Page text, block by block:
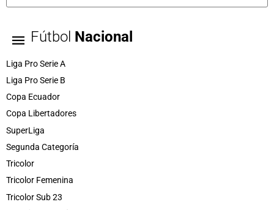
Fútbol Nacional
Liga Pro Serie A
Liga Pro Serie B
Copa Ecuador
Copa Libertadores
SuperLiga
Segunda Categoría
Tricolor
Tricolor Femenina
Tricolor Sub 23